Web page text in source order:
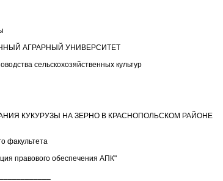
АГРАРНЫЙ УНИВЕРСИТЕТ
сельскохозяйственных культур
КУКУРУЗЫ НА ЗЕРНО В КРАСНОПОЛЬСКОМ РАЙОНЕ
факультета
правового обеспечения АПК"